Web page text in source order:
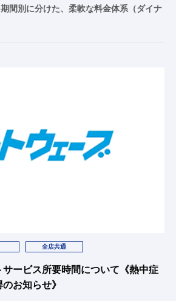
間別に分けた、柔軟な料金体系（ダイナ
全店共通
ービス所要時間について《熱中症
お知らせ》